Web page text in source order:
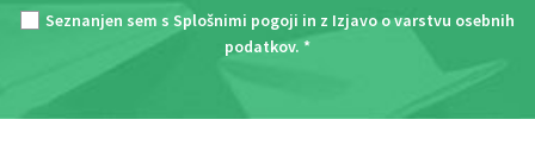
Seznanjen sem s Splošnimi pogoji in z Izjavo o varstvu osebnih
podatkov. *